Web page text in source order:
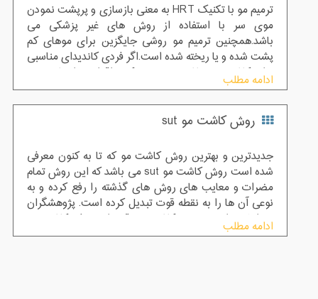
ترمیم مو با تکنیک HRT به معنی بازسازی و پرپشت نمودن
موی سر با استفاده از روش های غیر پزشکی می
باشد.همچنین ترمیم مو روشی جایگزین برای موهای کم
پشت شده و یا ریخته شده است.اگر فردی کاندیدای مناسبی
برای کاشت مو نباشد توصیه می ‌کنیم اقدام به انجام ترمیم
مو نماید اما در صورتی که کلیه نیاز های اولیه برای انجام
کاشت کو را دارا است ، بهتر است از روش پیوند مو استفاده
نماید.البته پزشکان متخصص مراکز پوست و مو پس از
بررسی های لازم بهترین روش ها را برای افرا انتخاب می
نمایند.
ادامه مطلب
روش کاشت مو sut
جدیدترین و بهترین روش کاشت مو که تا به کنون معرفی
شده است روش کاشت مو sut می باشد که این روش تمام
مضرات و معایب های روش های گذشته را رفع کرده و به
نوعی آن ها را به نقطه قوت تبدیل کرده است. پژوهشگران
و دانشمندان در حوزه کاشت مو قبل از معرفی کاشت مو
sut سال ها مطالعه کرده و تحقیقات خود را تکمیل
ادامه مطلب